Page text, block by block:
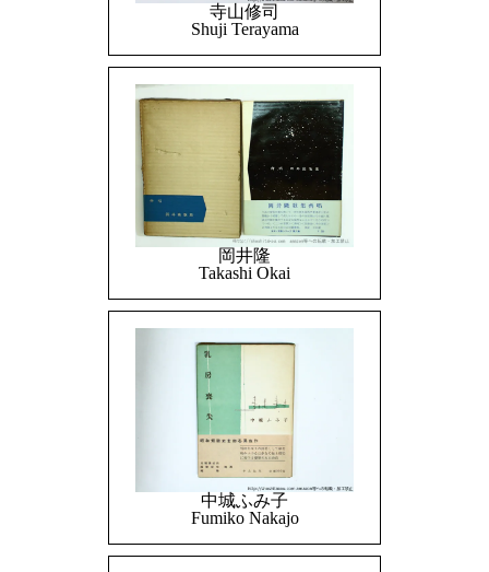
寺山修司
Shuji Terayama
岡井隆
Takashi Okai
中城ふみ子
Fumiko Nakajo